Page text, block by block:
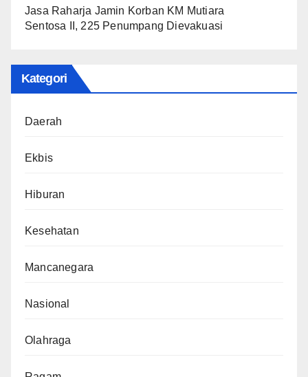
Jasa Raharja Jamin Korban KM Mutiara
Sentosa II, 225 Penumpang Dievakuasi
Kategori
Daerah
Ekbis
Hiburan
Kesehatan
Mancanegara
Nasional
Olahraga